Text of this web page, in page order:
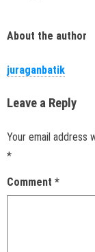
About the author
juraganbatik
Leave a Reply
Your email address
*
Comment *